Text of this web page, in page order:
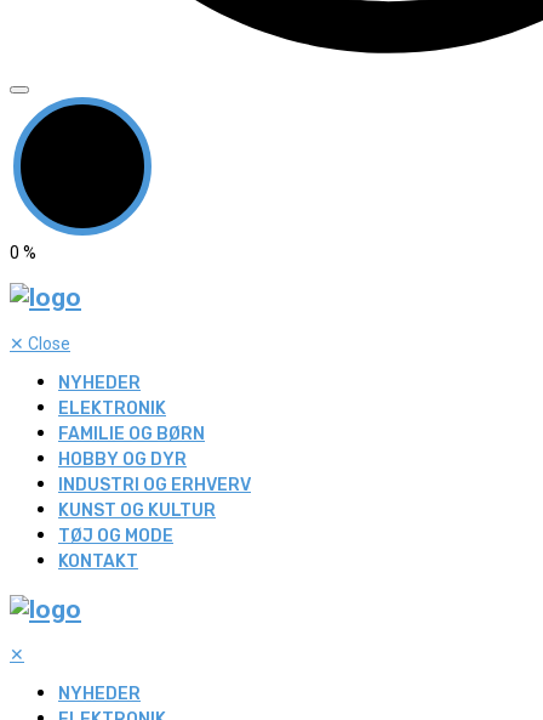
0 %
✕ Close
NYHEDER
ELEKTRONIK
FAMILIE OG BØRN
HOBBY OG DYR
INDUSTRI OG ERHVERV
KUNST OG KULTUR
TØJ OG MODE
KONTAKT
✕
NYHEDER